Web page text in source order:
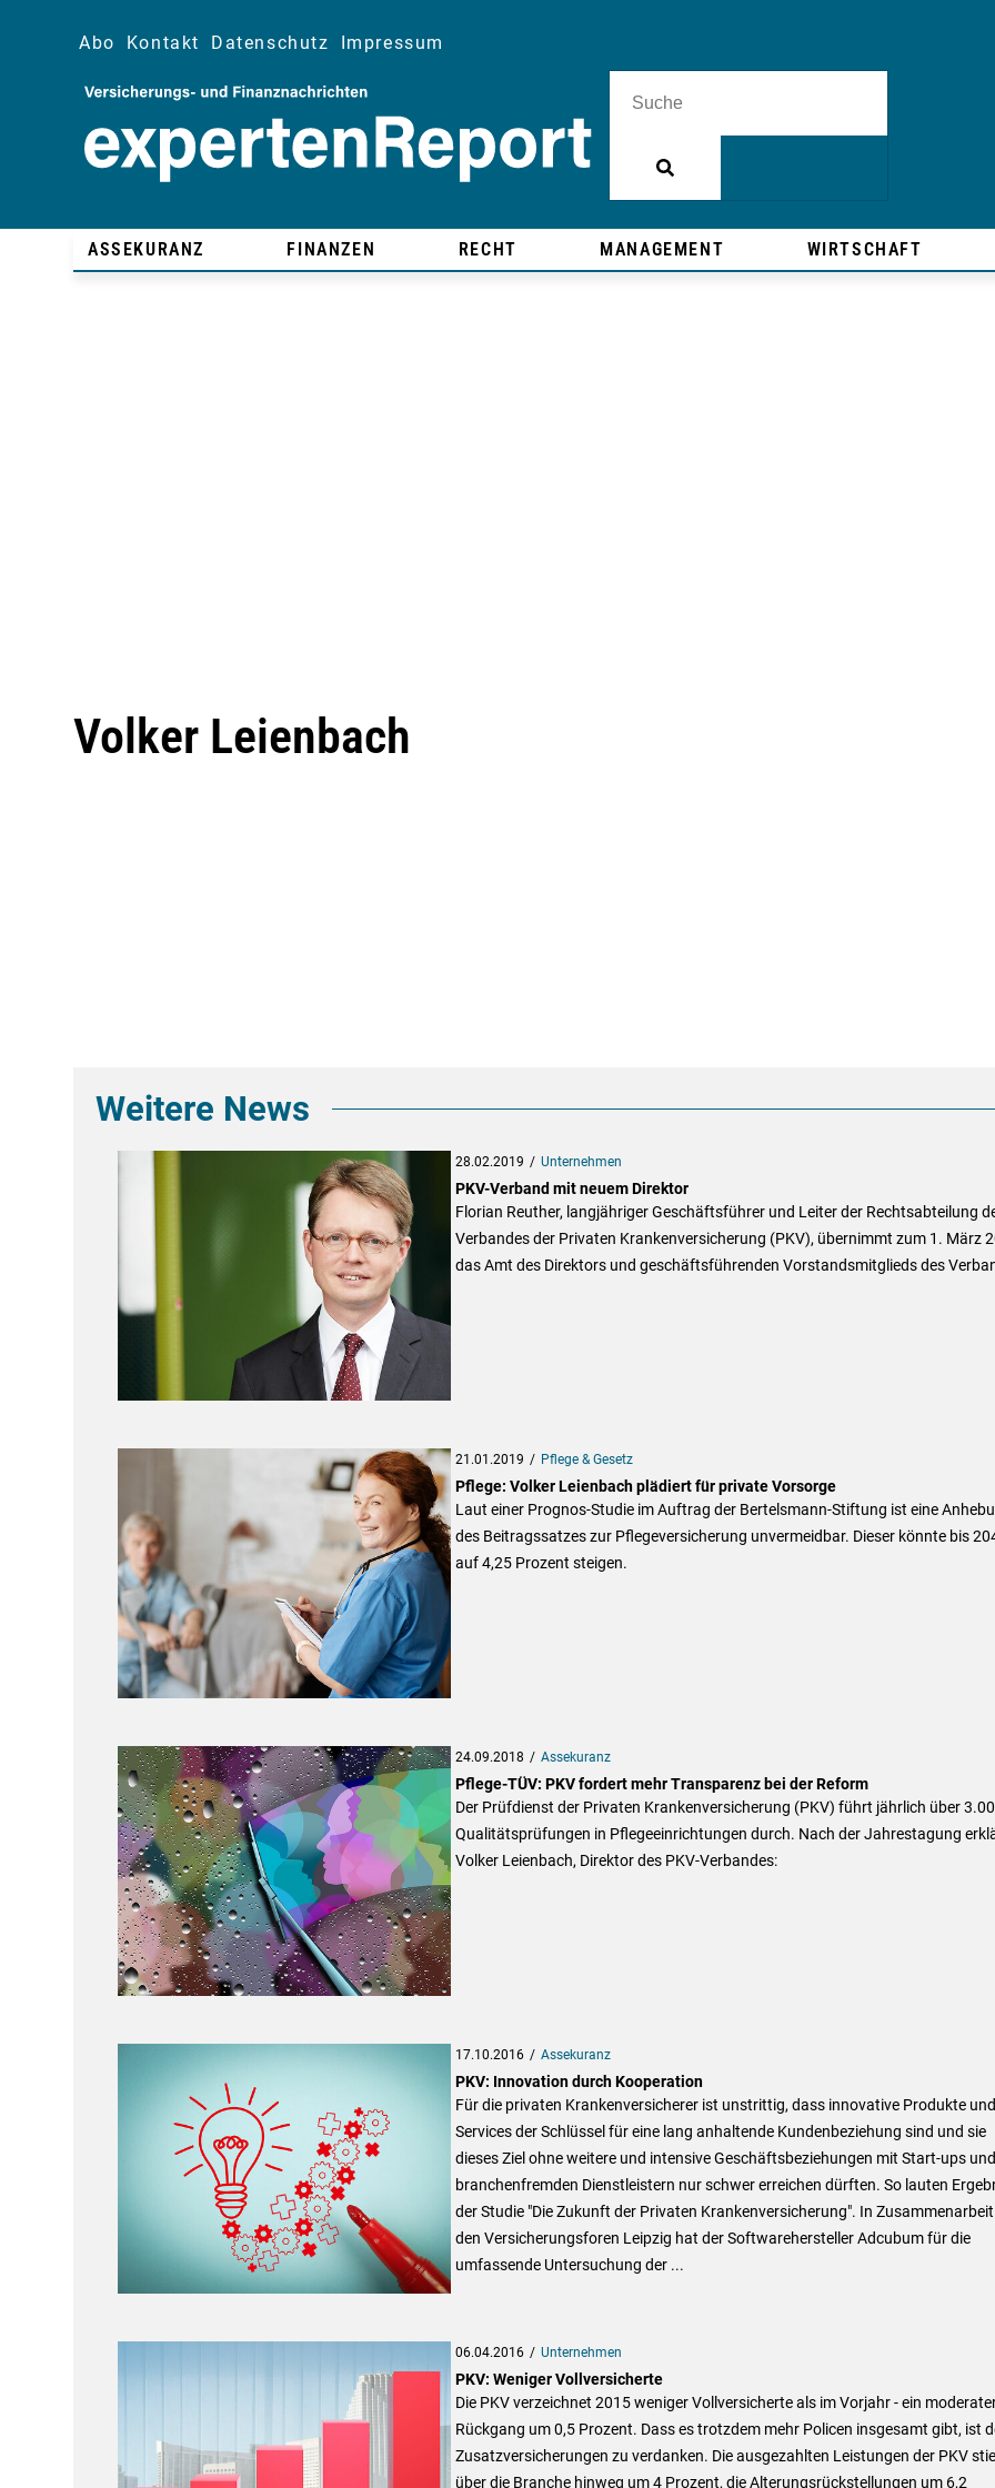
Abo Kontakt Datenschutz Impressum
ASSEKURANZ FINANZEN RECHT MANAGEMENT WIRTSCHAFT
Volker Leienbach
Weitere News
28.02.2019 Unternehmen
PKV-Verband mit neuem Direktor
Florian Reuther, langjähriger Geschäftsführer und Leiter der Rechtsabteilung
Verbandes der Privaten Krankenversicherung (PKV), übernimmt zum 1. März
das Amt des Direktors und geschäftsführenden Vorstandsmitglieds des
21.01.2019 Pflege & Gesetz
Pflege: Volker Leienbach plädiert für private Vorsorge
Laut einer Prognos-Studie im Auftrag der Bertelsmann-Stiftung ist eine
des Beitragssatzes zur Pflegeversicherung unvermeidbar. Dieser könnte bis
auf 4,25 Prozent steigen.
24.09.2018 Assekuranz
Pflege-TÜV: PKV fordert mehr Transparenz bei der Reform
Der Prüfdienst der Privaten Krankenversicherung (PKV) führt jährlich über
Qualitätsprüfungen in Pflegeeinrichtungen durch. Nach der Jahrestagung
Volker Leienbach, Direktor des PKV-Verbandes:
17.10.2016 Assekuranz
PKV: Innovation durch Kooperation
Für die privaten Krankenversicherer ist unstrittig, dass innovative Produkte und
Services der Schlüssel für eine lang anhaltende Kundenbeziehung sind und sie
dieses Ziel ohne weitere und intensive Geschäftsbeziehungen mit Start-ups und
branchenfremden Dienstleistern nur schwer erreichen dürften. So lauten
der Studie "Die Zukunft der Privaten Krankenversicherung". In
den Versicherungsforen Leipzig hat der Softwarehersteller Adcubum für die
umfassende Untersuchung der ...
06.04.2016 Unternehmen
PKV: Weniger Vollversicherte
Die PKV verzeichnet 2015 weniger Vollversicherte als im Vorjahr - ein
Rückgang um 0,5 Prozent. Dass es trotzdem mehr Policen insgesamt gibt, ist
Zusatzversicherungen zu verdanken. Die ausgezahlten Leistungen der PKV
über die Branche hinweg um 4 Prozent, die Alterungsrückstellungen um 6,2